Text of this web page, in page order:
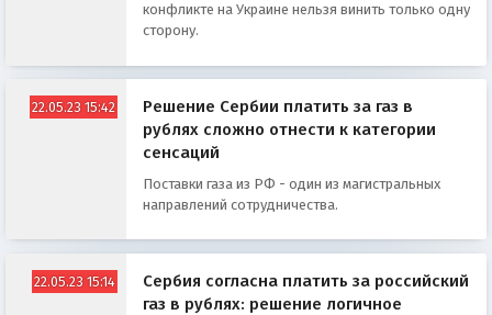
конфликте на Украине нельзя винить только одну
сторону.
22.05.23 15:42
Решение Сербии платить за газ в
рублях сложно отнести к категории
сенсаций
Поставки газа из РФ - один из магистральных
направлений сотрудничества.
22.05.23 15:14
Сербия согласна платить за российский
газ в рублях: решение логичное